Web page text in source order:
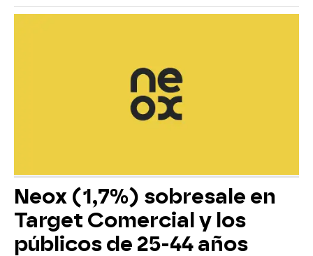
Neox (1,7%) sobresale en
Target Comercial y los
públicos de 25-44 años